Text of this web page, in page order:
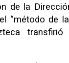
de la
“método de